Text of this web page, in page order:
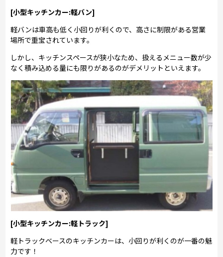
[小型キッチンカー:軽バン]
軽バンは車高も低く小回りが利くので、高さに制限がある営業
場所で重宝されています。
しかし、キッチンスペースが狭小なため、扱えるメニュー数が少
なく積み込める量にも限りがあるのがデメリットといえます。
[小型キッチンカー:軽トラック]
軽トラックベースのキッチンカーは、小回りが利くのが一番の魅
力です！